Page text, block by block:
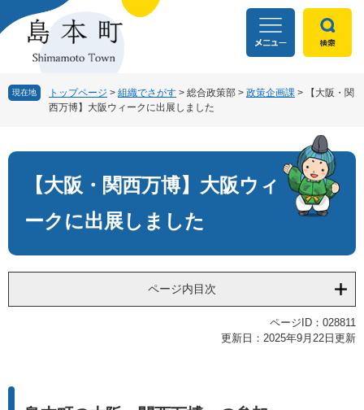
ー
ニ
本
現在地 トップページ > 組織でさがす > 総合政策部 > 政策企画課 >
【大阪・関
西万博】大阪ウィークに出展しました
文
【大阪・関西万博】大阪ウィ
ークに出展しました
ページ内目次
ページID：028811
更新日：2025年9月22日更新